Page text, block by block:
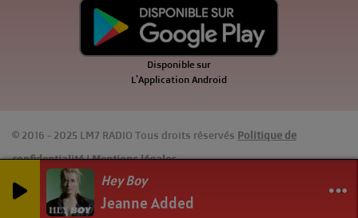
Hey Boy
Jeanne Added
Disponible sur
L'Application Android
© 2016 - 2025 LM7 RADIO Tous droits réservés Politique de
confidentialité|Mentions légales